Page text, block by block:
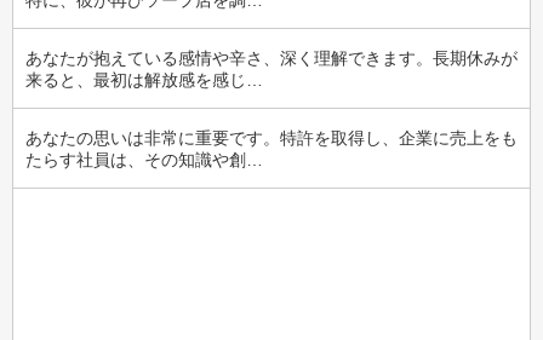
あなたが抱えている感情や辛さ、深く理解できます。長期休みが
来ると、最初は解放感を感じ…
あなたの思いは非常に重要です。特許を取得し、企業に売上をも
たらす社員は、その知識や創…